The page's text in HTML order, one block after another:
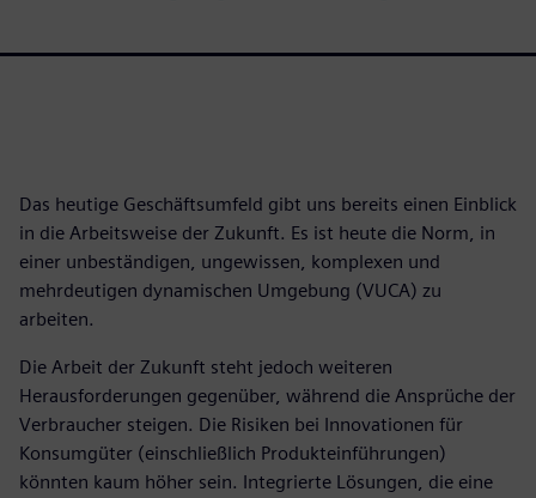
Das heutige Geschäftsumfeld gibt uns bereits einen Einblick
in die Arbeitsweise der Zukunft. Es ist heute die Norm, in
einer unbeständigen, ungewissen, komplexen und
mehrdeutigen dynamischen Umgebung (VUCA) zu
arbeiten.
Die Arbeit der Zukunft steht jedoch weiteren
Herausforderungen gegenüber, während die Ansprüche der
Verbraucher steigen. Die Risiken bei Innovationen für
Konsumgüter (einschließlich Produkteinführungen)
könnten kaum höher sein. Integrierte Lösungen, die eine